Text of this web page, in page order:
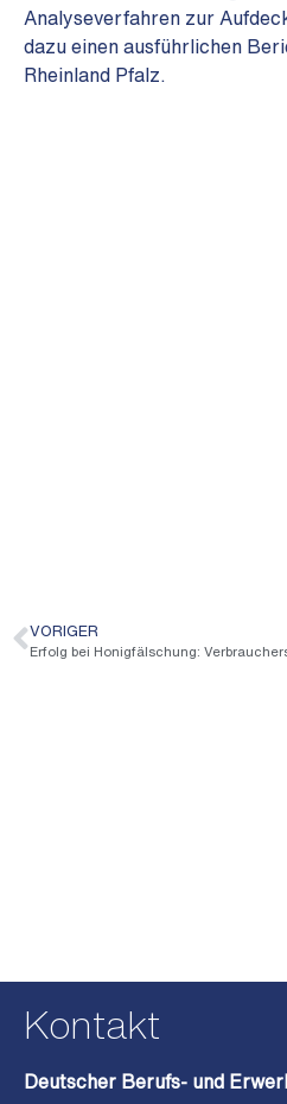
Analyseverfahren zur
dazu einen ausführlichen
Rheinland Pfalz.
VORIGER
Kontakt
Deutscher Berufs- und